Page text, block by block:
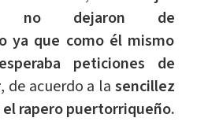
no dejaron de
ya que como él mismo
peticiones de
, de acuerdo a la sencillez
rapero puertorriqueño.